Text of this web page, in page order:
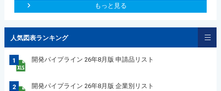
もっと見る
人気図表ランキング
1 開発パイプライン 26年8月版 申請品リスト
2 開発パイプライン 26年8月版 企業別リスト